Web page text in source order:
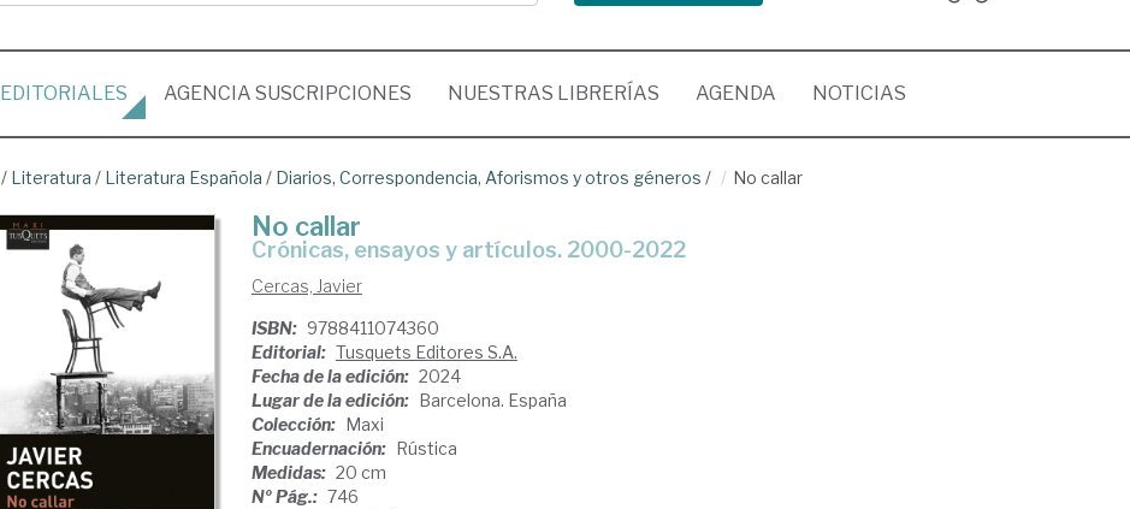
EDITORIALES AGENCIA SUSCRIPCIONES NUESTRAS LIBRERÍAS AGENDA NOTICIAS
/ Literatura / Literatura Española / Diarios, Correspondencia, Aforismos y otros géneros / No callar
No callar
crónicas, ensayos y artículos. 2000-2022
Cercas, Javier
ISBN: 9788411074360
Editorial: Tusquets Editores S.A.
Fecha de la edición: 2024
Lugar de la edición: Barcelona. España
Colección: Maxi
Encuadernación: Rústica
Medidas: 20 cm
Nº Pág.: 746